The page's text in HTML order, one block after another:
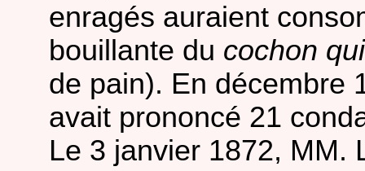
enragés auraient
bouillante du cochon
de pain). En décembre
avait prononcé 21
Le 3 janvier 1872, MM.